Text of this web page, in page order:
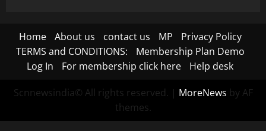
Home About us contact us MP
Privacy Policy
TERMS and CONDITIONS:
Membership Plan Demo
Log In
For membership click here Help desk
Scnnewsindia© All rights reserved. | MoreNews by AF
themes.